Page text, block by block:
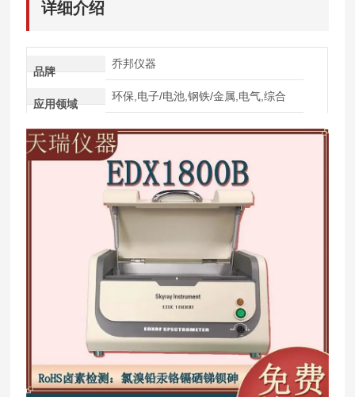
详细介绍
品牌
乔邦仪器
应用领域
环保,电子/电池,钢铁/金属,电气,综合